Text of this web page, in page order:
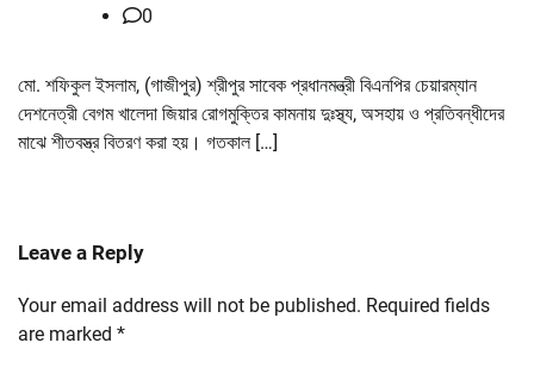
0
মো. শফিকুল ইসলাম, (গাজীপুর) শ্রীপুর সাবেক প্রধানমন্ত্রী বিএনপির চেয়ারম্যান
দেশনেত্রী বেগম খালেদা জিয়ার রোগমুক্তির কামনায় দুঃস্থ্য, অসহায় ও প্রতিবন্ধীদের
মাঝে শীতবস্ত্র বিতরণ করা হয়। গতকাল […]
Leave a Reply
Your email address will not be published. Required fields
are marked *